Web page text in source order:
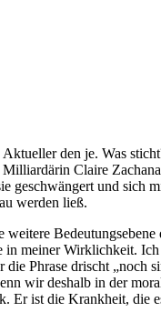
den je. Was
Claire
und sich
werden ließ.
meiner Wirklichkeit.
Phrase drischt
wir deshalb in der
Er ist die Krankheit, die